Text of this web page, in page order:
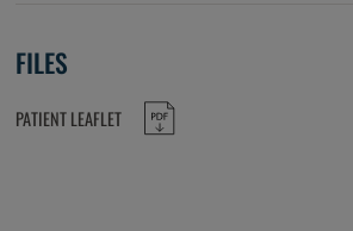
FILES
PATIENT LEAFLET